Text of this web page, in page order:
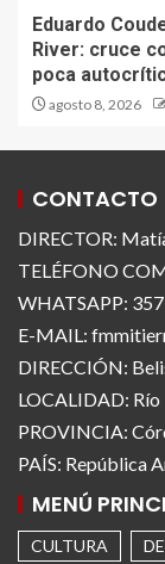
Eduardo
River: cruce
poca
agosto 8, 2026
CONTACTO
DIRECTOR:
TELÉFONO
WHATSAPP:
E-MAIL:
DIRECCIÓN:
LOCALIDAD: Río
PROVINCIA:
PAÍS: República
MENÚ
CULTURA